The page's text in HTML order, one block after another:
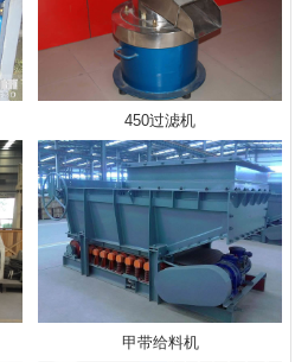
450过滤机
甲带给料机